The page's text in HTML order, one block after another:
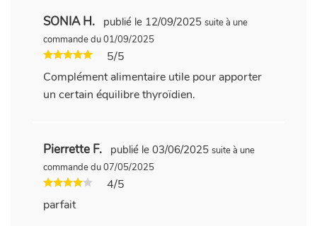
SONIA H. publié le 12/09/2025suite à une
commande du 01/09/2025
5/5
Complément alimentaire utile pour apporter
un certain équilibre thyroïdien.
Pierrette F. publié le 03/06/2025suite à une
commande du 07/05/2025
4/5
parfait